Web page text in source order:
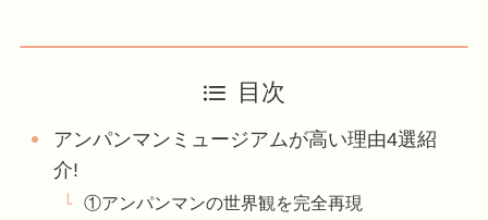
目次
アンパンマンミュージアムが高い理由4選紹
介!
①アンパンマンの世界観を完全再現